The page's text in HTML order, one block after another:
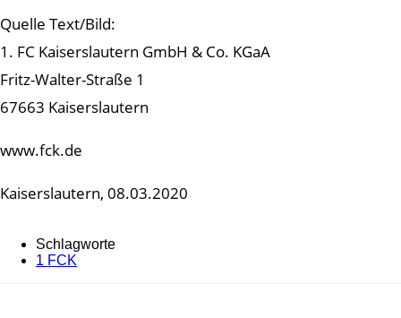
Quelle Text/Bild:
1. FC Kaiserslautern GmbH & Co. KGaA
Fritz-Walter-Straße 1
67663 Kaiserslautern
www.fck.de
Kaiserslautern, 08.03.2020
Schlagworte
1 FCK